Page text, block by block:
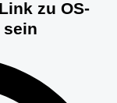
zu OS-
sein